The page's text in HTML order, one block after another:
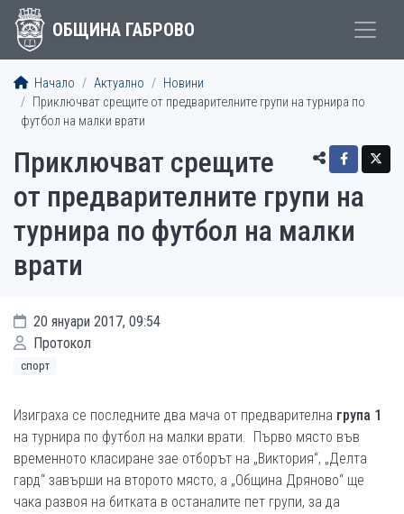
ОБЩИНА ГАБРОВО
Начало Актуално
Новини
Приключват срещите от предварителните групи на турнира по
футбол на малки врати
Приключват срещите
от предварителните групи на
турнира по футбол на малки
врати
20 януари 2017, 09:54
Протокол
спорт
Изиграха се последните два мача от предварителна група 1
на турнира по футбол на малки врати. Първо място във
временното класиране зае отборът на „Виктория“, „Делта
гард“ завърши на второто място, а „Община Дряново“ ще
чака развоя на битката в останалите пет групи, за да